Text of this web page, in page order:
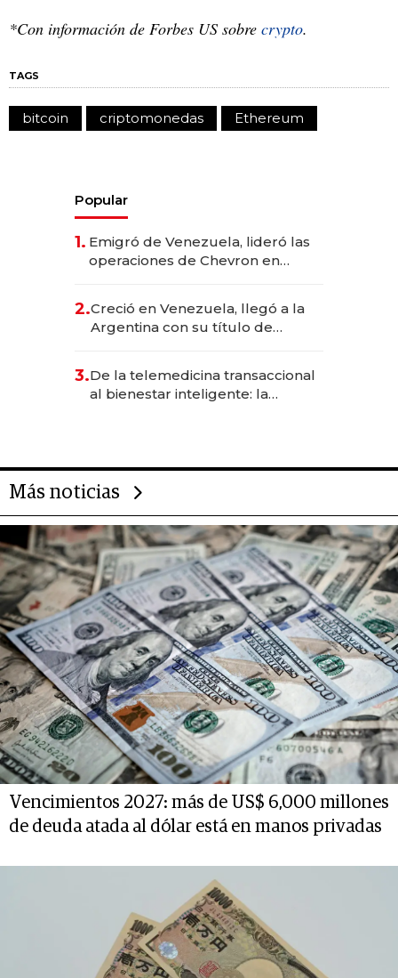
*Con información de Forbes US sobre crypto.
TAGS
bitcoin criptomonedas Ethereum
Popular
1. Emigró de Venezuela, lideró las
operaciones de Chevron en
2.Creció en Venezuela, llegó a la
Argentina con su título de
las marcas "fast premium"
3.De la telemedicina transaccional
al bienestar inteligente: la
Más noticias
Vencimientos 2027: más de US$ 6,000 millones
de deuda atada al dólar está en manos privadas